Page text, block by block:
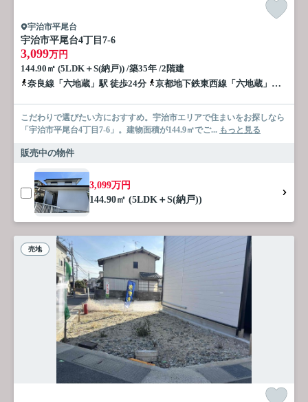
宇治市平尾台
宇治市平尾台4丁目7-6
3,099万円
144.90㎡ (5LDK＋S(納戸)) /築35年 /2階建
奈良線「六地蔵」駅 徒歩24分
京都地下鉄東西線「六地蔵」駅 徒歩26分
こだわりで選びたい方におすすめ。宇治市エリアで住まいをお探しなら
「宇治市平尾台4丁目7-6」。建物面積が144.9㎡でご... もっと見る
販売中の物件
3,099万円
144.90㎡ (5LDK＋S(納戸))
売地